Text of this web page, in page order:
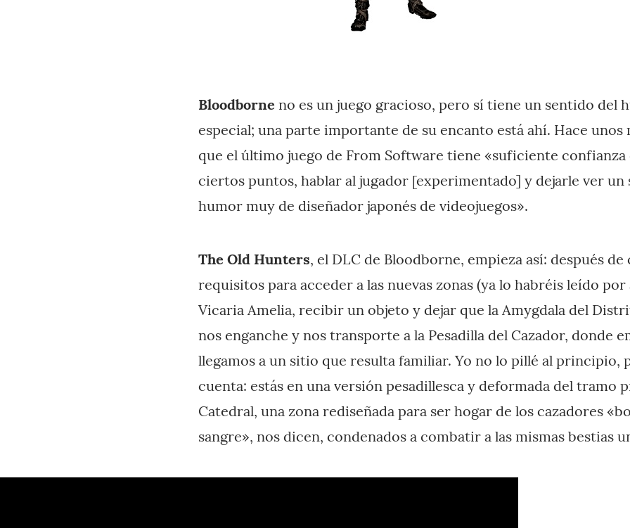
Bloodborne no es un juego gracioso, pero sí tiene un sentido del
especial; una parte importante de su encanto está ahí. Hace unos
que el último juego de From Software tiene «suficiente confianza
ciertos puntos, hablar al jugador [experimentado] y dejarle ver un
humor muy de diseñador japonés de videojuegos».
The Old Hunters, el DLC de Bloodborne, empieza así: después
requisitos para acceder a las nuevas zonas (ya lo habréis leído por
Vicaria Amelia, recibir un objeto y dejar que la Amygdala del
nos enganche y nos transporte a la Pesadilla del Cazador, donde
llegamos a un sitio que resulta familiar. Yo no lo pillé al principio,
cuenta: estás en una versión pesadillesca y deformada del tramo
Catedral, una zona rediseñada para ser hogar de los cazadores
sangre», nos dicen, condenados a combatir a las mismas bestias